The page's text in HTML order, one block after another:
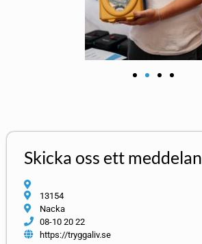
Skicka oss ett
13154
Nacka
08-10 20 22
https://tryggaliv.se